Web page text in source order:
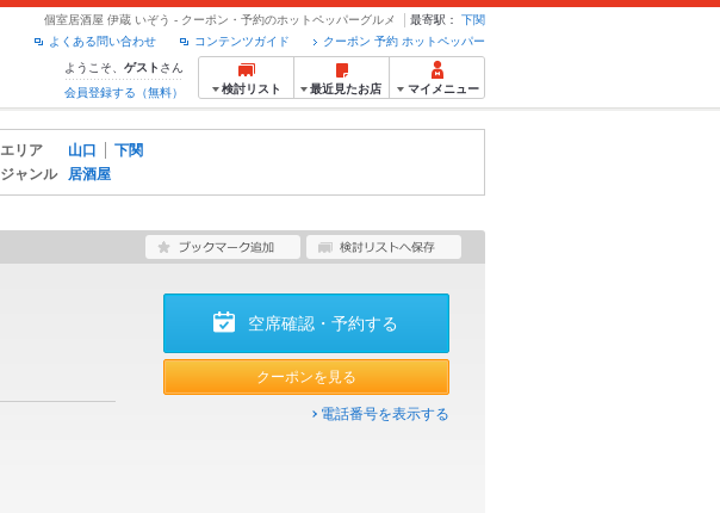
個室居酒屋 伊蔵 いぞう - クーポン・予約のホットペッパーグルメ 最寄駅：
下関
クーポン 予約 ホットペッパー
コンテンツガイド
よくある問い合わせ
ようこそ、 ゲスト さん
会員登録する（無料）
検討リスト 最近見たお店 マイメニュー
エリア 山口
下関
ジャンル
居酒屋
空席確認・予約する
クーポンを見る
電話番号を表示する